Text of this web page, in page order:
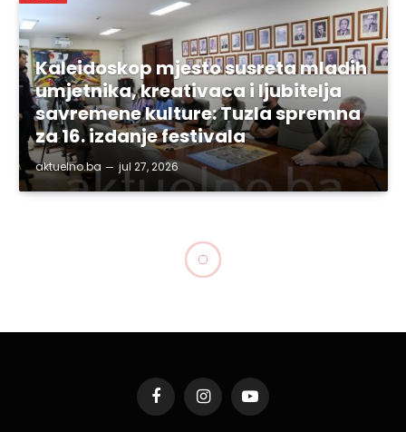
Kaleidoskop mjesto susreta mladih
umjetnika, kreativaca i ljubitelja
savremene kulture: Tuzla spremna
za 16. izdanje festivala
aktuelno.ba jul 27, 2026
Pale: Pronađen originalni
Dejtonski sporazum
okt 31, 2017 1 Min Read